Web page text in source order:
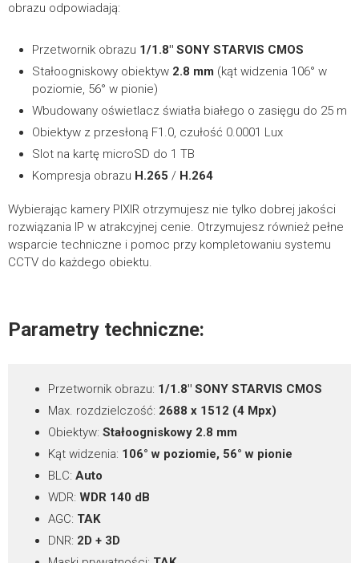
obrazu odpowiadają:
Przetwornik obrazu 1/1.8″ SONY STARVIS CMOS
Stałoogniskowy obiektyw 2.8 mm (kąt widzenia 106° w
poziomie, 56° w pionie)
Wbudowany oświetlacz światła białego o zasięgu do 25 m
Obiektyw z przesłoną F1.0, czułość 0.0001 Lux
Slot na kartę microSD do 1 TB
Kompresja obrazu H.265 / H.264
Wybierając kamery PIXIR otrzymujesz nie tylko dobrej jakości
rozwiązania IP w atrakcyjnej cenie. Otrzymujesz również pełne
wsparcie techniczne i pomoc przy kompletowaniu systemu
CCTV do każdego obiektu.
Parametry techniczne:
Przetwornik obrazu: 1/1.8″ SONY STARVIS CMOS
Max. rozdzielczość: 2688 x 1512 (4 Mpx)
Obiektyw: Stałoogniskowy 2.8 mm
Kąt widzenia: 106° w poziomie, 56° w pionie
BLC: Auto
WDR: WDR 140 dB
AGC: TAK
DNR: 2D + 3D
PIX-JBU - Uchwyt montażowy
Metalowy uchwyt montażowy do kamer PIX-
IP5FBIR-Ai i PIX-IP5FBL-Ai
Certyfikaty
PIX-IP4FBL-LL-Ai – Deklaracja CE
POBIERZ
Karty katalogowe
PIX-IP4FBL-LL-Ai 1.99MB
SearchTool więcej 12.91MB
POBIERZ
IVMS320 więcej
TELEFON KONTAKTOWY
E-MAIL*
TREŚĆ WIADOMOŚCI *